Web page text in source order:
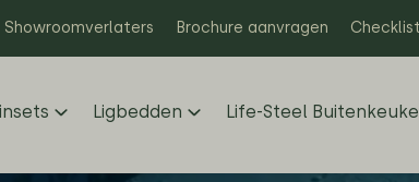
Ligbedden Life-Steel
Showroomverlaters Brochure aanvragen